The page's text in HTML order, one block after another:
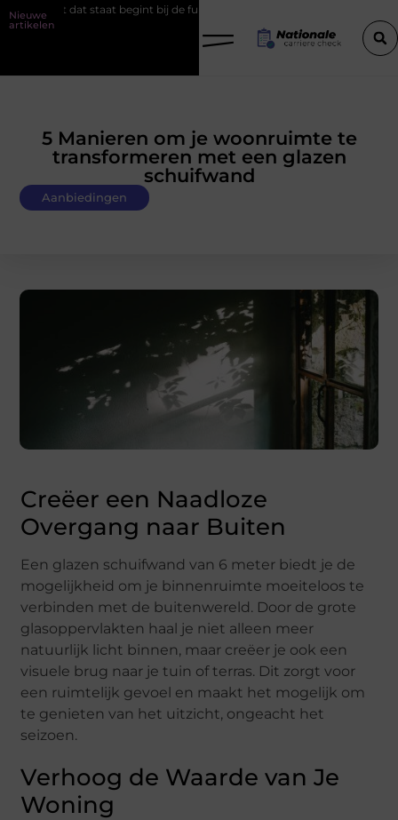
Nieuwe
artikelen
bij de fundering Het belang van goede werkschoenen
5 Manieren om je woonruimte te
transformeren met een glazen
schuifwand
Aanbiedingen
Creëer een Naadloze
Overgang naar Buiten
Een glazen schuifwand van 6 meter biedt je de
mogelijkheid om je binnenruimte moeiteloos te
verbinden met de buitenwereld. Door de grote
glasoppervlakten haal je niet alleen meer
natuurlijk licht binnen, maar creëer je ook een
visuele brug naar je tuin of terras. Dit zorgt voor
een ruimtelijk gevoel en maakt het mogelijk om
te genieten van het uitzicht, ongeacht het
seizoen.
Verhoog de Waarde van Je
Woning